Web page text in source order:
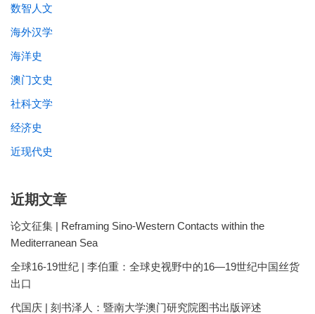
数智人文
海外汉学
海洋史
澳门文史
社科文学
经济史
近现代史
近期文章
论文征集 | Reframing Sino-Western Contacts within the
Mediterranean Sea
全球16-19世纪 | 李伯重：全球史视野中的16—19世纪中国丝货
出口
代国庆 | 刻书泽人：暨南大学澳门研究院图书出版评述